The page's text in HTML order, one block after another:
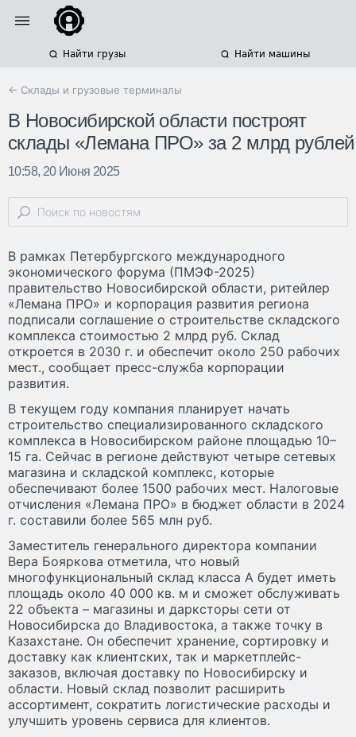
Найти грузы Найти машины
← Склады и грузовые терминалы
В Новосибирской области построят
склады «Лемана ПРО» за 2 млрд рублей
10:58, 20 Июня 2025
В рамках Петербургского международного
экономического форума (ПМЭФ-2025)
правительство Новосибирской области, ритейлер
«Лемана ПРО» и корпорация развития региона
подписали соглашение о строительстве складского
комплекса стоимостью 2 млрд руб. Склад
откроется в 2030 г. и обеспечит около 250 рабочих
мест., сообщает пресс-служба корпорации
развития.
В текущем году компания планирует начать
строительство специализированного складского
комплекса в Новосибирском районе площадью 10–
15 га. Сейчас в регионе действуют четыре сетевых
магазина и складской комплекс, которые
обеспечивают более 1500 рабочих мест. Налоговые
отчисления «Лемана ПРО» в бюджет области в 2024
г. составили более 565 млн руб.
Заместитель генерального директора компании
Вера Бояркова отметила, что новый
многофункциональный склад класса А будет иметь
площадь около 40 000 кв. м и сможет обслуживать
22 объекта – магазины и дарксторы сети от
Новосибирска до Владивостока, а также точку в
Казахстане. Он обеспечит хранение, сортировку и
доставку как клиентских, так и маркетплейс-
заказов, включая доставку по Новосибирску и
области. Новый склад позволит расширить
ассортимент, сократить логистические расходы и
улучшить уровень сервиса для клиентов.